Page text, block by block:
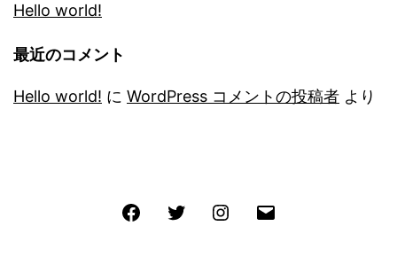
Hello world!
最近のコメント
Hello world! に WordPress コメントの投稿者 より
FacebookTwitter Instagram